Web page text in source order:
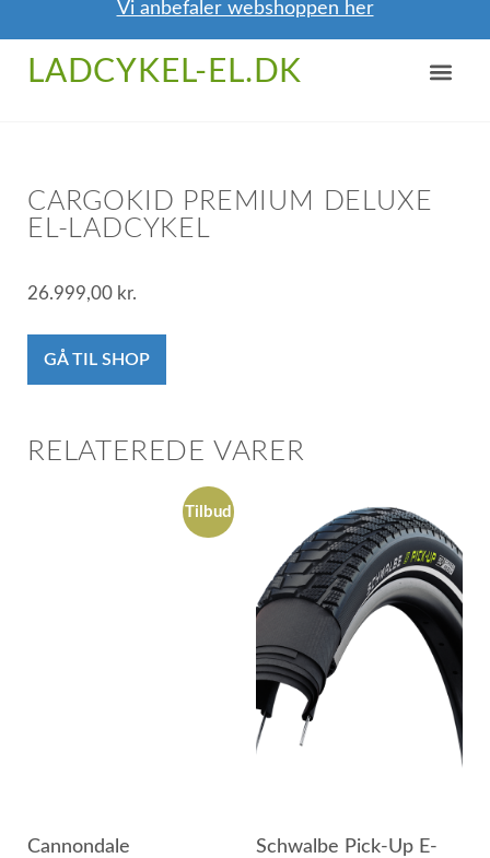
Vi anbefaler webshoppen her
LADCYKEL-EL.DK
CARGOKID PREMIUM DELUXE
EL-LADCYKEL
26.999,00 kr.
GÅ TIL SHOP
RELATEREDE VARER
Tilbud
Cannondale
Schwalbe Pick-Up E-